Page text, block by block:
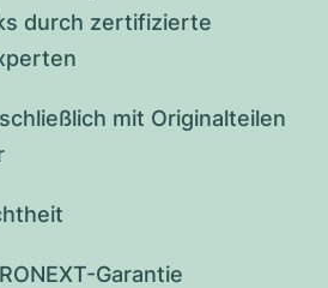
durch zertifizierte
mit Originalteilen
Garantie